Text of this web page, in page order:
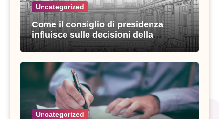
Uncategorized
Come il consiglio di presidenza
influisce sulle decisioni della
giustizia amministrativa
Uncategorized